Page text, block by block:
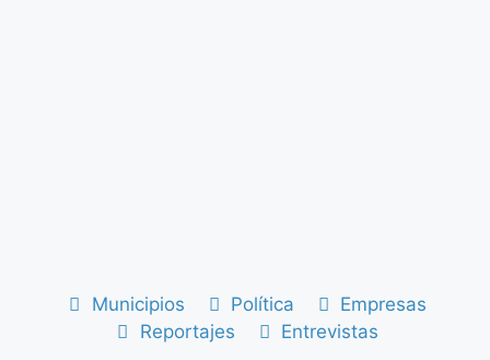
Municipios Política
Empresas
Reportajes
Entrevistas